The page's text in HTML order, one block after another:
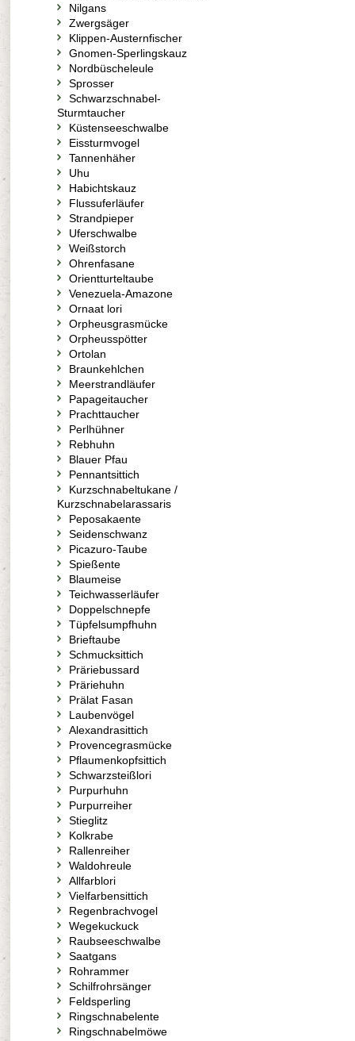
Nilgans
Zwergsäger
Klippen-Austernfischer
Gnomen-Sperlingskauz
Nordbüscheleule
Sprosser
Schwarzschnabel-
Sturmtaucher
Küstenseeschwalbe
Eissturmvogel
Tannenhäher
Uhu
Habichtskauz
Flussuferläufer
Strandpieper
Uferschwalbe
Weißstorch
Ohrenfasane
Orientturteltaube
Venezuela-Amazone
Ornaat lori
Orpheusgrasmücke
Orpheusspötter
Ortolan
Braunkehlchen
Meerstrandläufer
Papageitaucher
Prachttaucher
Perlhühner
Rebhuhn
Blauer Pfau
Pennantsittich
Kurzschnabeltukane /
Kurzschnabelarassaris
Peposakaente
Seidenschwanz
Picazuro-Taube
Spießente
Blaumeise
Teichwasserläufer
Doppelschnepfe
Tüpfelsumpfhuhn
Brieftaube
Schmucksittich
Präriebussard
Präriehuhn
Prälat Fasan
Laubenvögel
Alexandrasittich
Provencegrasmücke
Pflaumenkopfsittich
Schwarzsteißlori
Purpurhuhn
Purpurreiher
Stieglitz
Kolkrabe
Rallenreiher
Waldohreule
Allfarblori
Vielfarbensittich
Regenbrachvogel
Wegekuckuck
Raubseeschwalbe
Saatgans
Rohrammer
Schilfrohrsänger
Feldsperling
Ringschnabelente
Ringschnabelmöwe